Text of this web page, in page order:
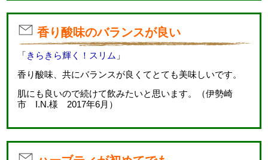
香り酸味のバランスが良い
「きらきら輝く！スリム 」
香り酸味、共にバランスが良くてとても美味しいです。
肌にも良いので続けて飲みたいと思います。（伊勢崎
市 I.N.様 2017年6月）